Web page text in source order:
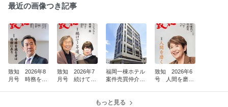
最近の画像つき記事
致知 2026年8
月号 時務を識
致知 2026年7
月号 続けてこ
福岡一棟ホテル
案件売買仲介完
致知 2026年6
号 人間を磨
もっと見る